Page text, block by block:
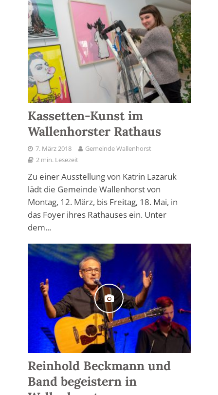
Kassetten-Kunst im
Wallenhorster Rathaus
7. März 2018
Gemeinde Wallenhorst
2 min. Lesezeit
Zu einer Ausstellung von Katrin Lazaruk
lädt die Gemeinde Wallenhorst von
Montag, 12. März, bis Freitag, 18. Mai, in
das Foyer ihres Rathauses ein. Unter
dem...
Reinhold Beckmann und
Band begeistern in